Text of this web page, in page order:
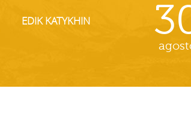
EDIK KATYKHIN